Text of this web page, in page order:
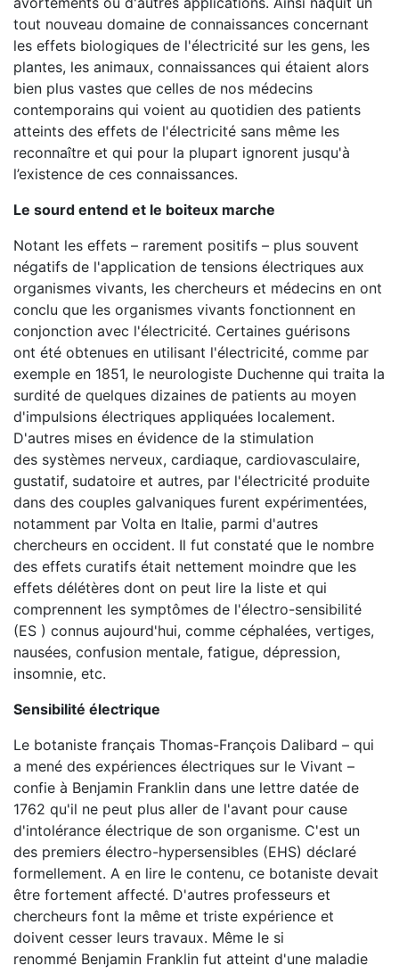
tout nouveau domaine de connaissances concernant
les effets biologiques de l'électricité sur les gens, les
plantes, les animaux, connaissances qui étaient alors
bien plus vastes que celles de nos médecins
contemporains qui voient au quotidien des patients
atteints des effets de l'électricité sans même les
reconnaître et qui pour la plupart ignorent jusqu'à
l’existence de ces connaissances.
Le sourd entend et le boiteux marche
Notant les effets – rarement positifs – plus souvent
négatifs de l'application de tensions électriques aux
organismes vivants, les chercheurs et médecins en ont
conclu que les organismes vivants fonctionnent en
conjonction avec l'électricité. Certaines guérisons
ont été obtenues en utilisant l'électricité, comme par
exemple en 1851, le neurologiste Duchenne qui traita la
surdité de quelques dizaines de patients au moyen
d'impulsions électriques appliquées localement.
D'autres mises en évidence de la stimulation
des systèmes nerveux, cardiaque, cardiovasculaire,
gustatif, sudatoire et autres, par l'électricité produite
dans des couples galvaniques furent expérimentées,
notamment par Volta en Italie, parmi d'autres
chercheurs en occident. Il fut constaté que le nombre
des effets curatifs était nettement moindre que les
effets délétères dont on peut lire la liste et qui
comprennent les symptômes de l'électro-sensibilité
(ES ) connus aujourd'hui, comme céphalées, vertiges,
nausées, confusion mentale, fatigue, dépression,
insomnie, etc.
Sensibilité électrique
Le botaniste français Thomas-François Dalibard – qui
a mené des expériences électriques sur le Vivant –
confie à Benjamin Franklin dans une lettre datée de
1762 qu'il ne peut plus aller de l'avant pour cause
d'intolérance électrique de son organisme. C'est un
des premiers électro-hypersensibles (EHS) déclaré
formellement. A en lire le contenu, ce botaniste devait
être fortement affecté. D'autres professeurs et
chercheurs font la même et triste expérience et
doivent cesser leurs travaux. Même le si
renommé Benjamin Franklin fut atteint d'une maladie